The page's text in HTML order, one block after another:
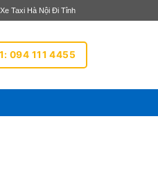
Taxi Hà Nội Đi Tỉnh
094 111 4455